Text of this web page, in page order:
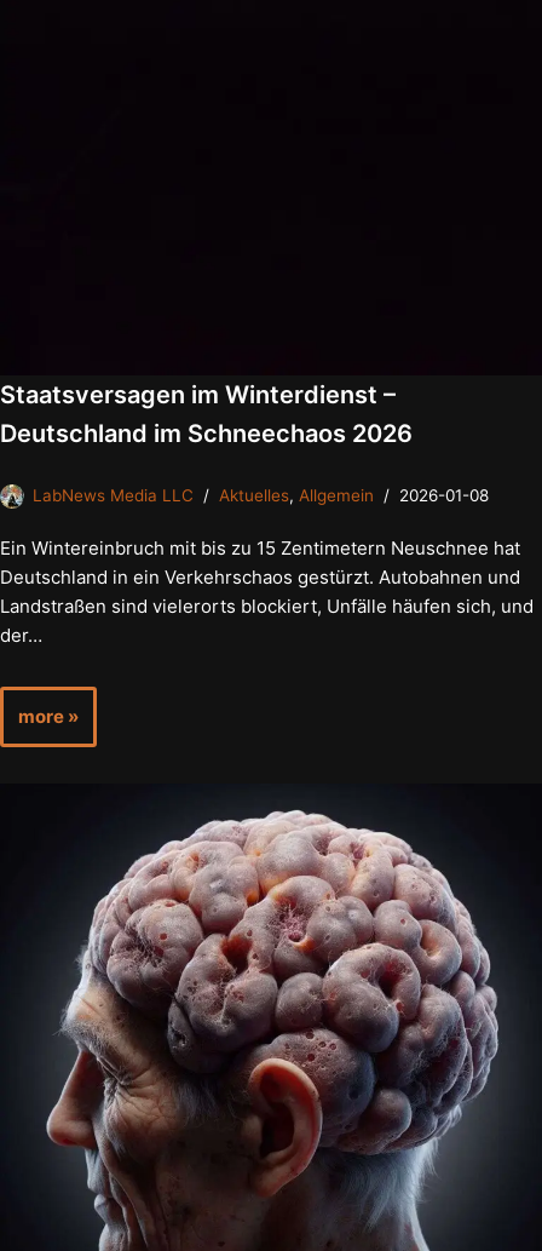
Staatsversagen im Winterdienst –
Deutschland im Schneechaos 2026
LabNews Media LLC Aktuelles, Allgemein 2026-01-08
Ein Wintereinbruch mit bis zu 15 Zentimetern Neuschnee hat
Deutschland in ein Verkehrschaos gestürzt. Autobahnen und
Landstraßen sind vielerorts blockiert, Unfälle häufen sich, und
der…
more »